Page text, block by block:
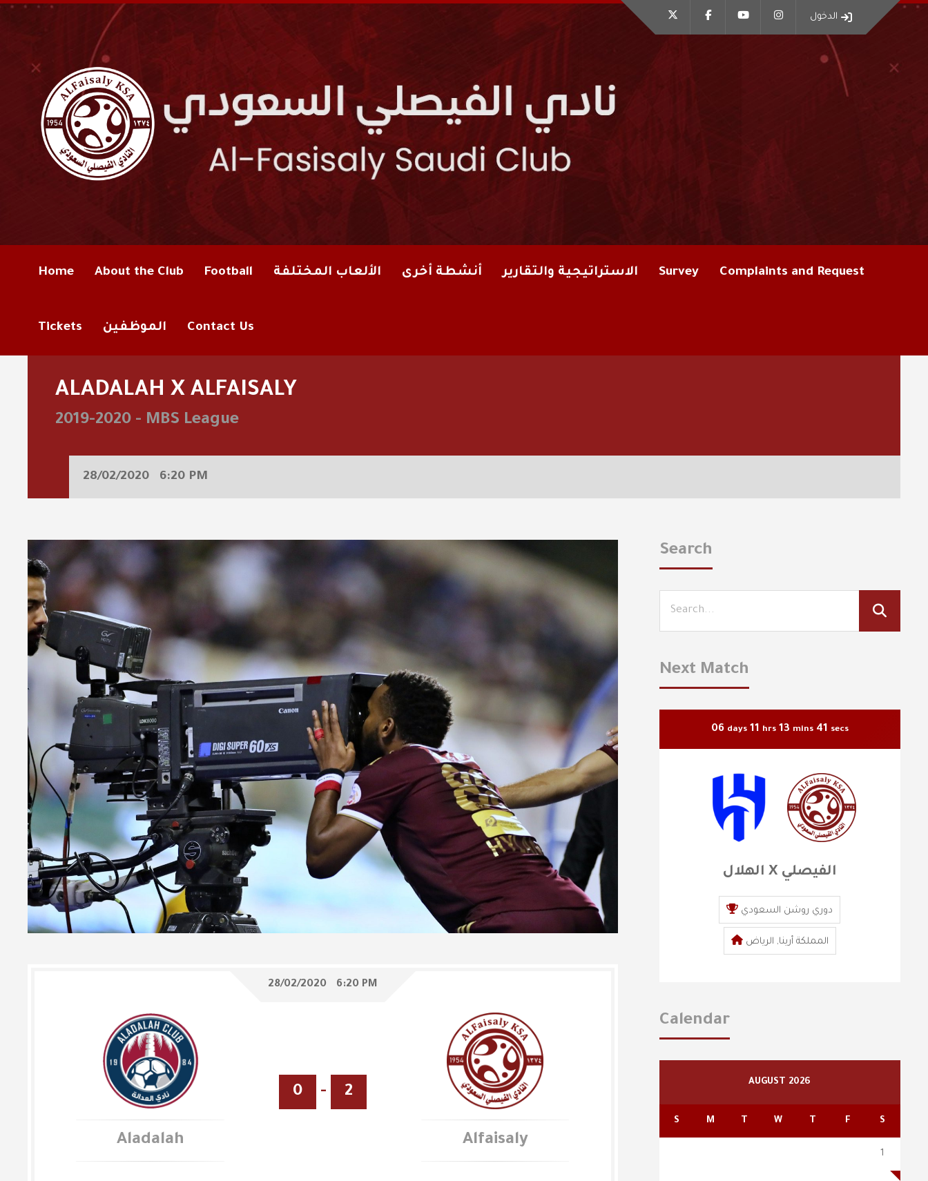
الدخول
Home About the Club Football الألعاب المختلفة أنشطة أخرى الاستراتيجية والتقارير Survey Complaints and Request
Tickets الموظفين Contact Us
ALADALAH X ALFAISALY
2019-2020 - MBS League
28/02/2020 6:20 PM
28/02/2020 6:20 PM
Aladalah
0 - 2
Alfaisaly
Search
Next Match
06 days 11 hrs 13 mins 40secs
الهلال X الفيصلي
دوري روشن السعودي
المملكة أرينا, الرياض
Calendar
AUGUST 2026
S M T W T F S
1